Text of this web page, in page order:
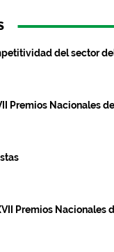
del sector
Premios Nacionales
Premios Nacionales